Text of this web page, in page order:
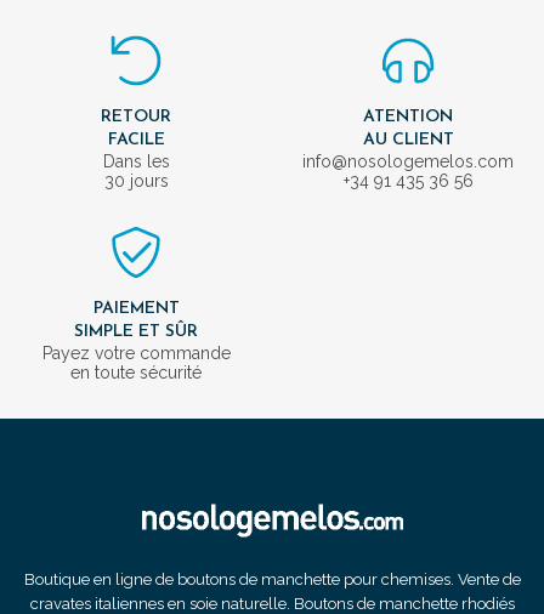
RETOUR
FACILE
Dans les
30 jours
ATENTION
AU CLIENT
info@nosologemelos.com
+34 91 435 36 56
PAIEMENT
SIMPLE ET SÛR
Payez votre commande
en toute sécurité
Boutique en ligne de boutons de manchette pour chemises. Vente de
cravates italiennes en soie naturelle. Boutons de manchette rhodiés